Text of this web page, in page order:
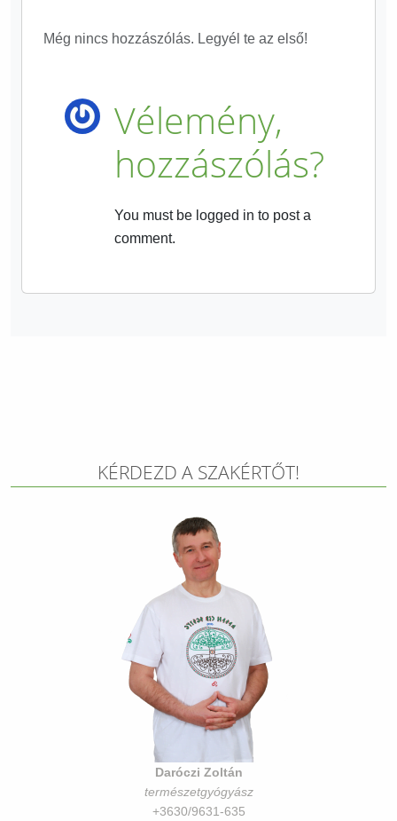
Még nincs hozzászólás. Legyél te az első!
Vélemény,
hozzászólás?
You must be logged in to post a
comment.
KÉRDEZD A SZAKÉRTŐT!
Daróczi Zoltán
természetgyógyász
+3630/9631-635